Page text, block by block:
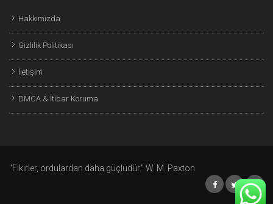
Hakkımızda
Gizlilik Politikası
İletişim
DMCA & İtibar Koruma
"Fikirler, ordulardan daha güçlüdür." W. M. Paxton